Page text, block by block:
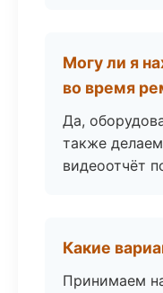
Могу ли я
во время
Да,
также
видеоотчёт
Какие
Принимаем